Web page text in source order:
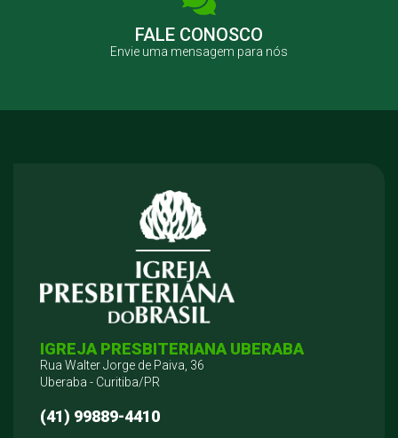
FALE CONOSCO
Envie uma mensagem para nós
IGREJA PRESBITERIANA UBERABA
Rua Walter Jorge de Paiva, 36
Uberaba - Curitiba/PR
(41) 99889-4410